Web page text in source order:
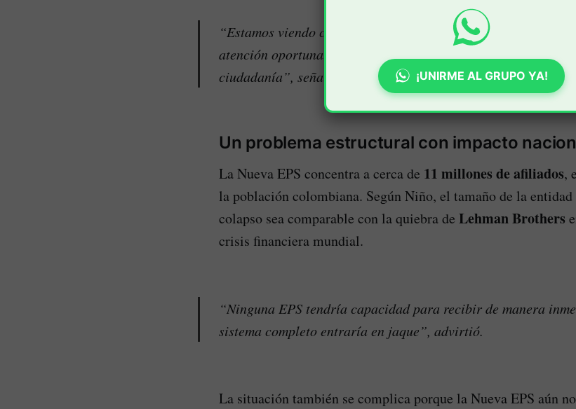
“Estamos viendo cada vez más tutelas y quejas porque los
atención oportuna. El problema financiero ya está golpeando
ciudadanía”, señaló.
Un problema estructural con impacto
La Nueva EPS concentra a cerca de 11 millones de afiliados,
la población colombiana. Según Niño, el tamaño de la entidad
colapso sea comparable con la quiebra de Lehman Brothers
crisis financiera mundial.
“Ninguna EPS tendría capacidad para recibir de manera
sistema completo entraría en jaque”, advirtió.
La situación también se complica porque la Nueva EPS aún
¡UNIRME AL GRUPO YA!